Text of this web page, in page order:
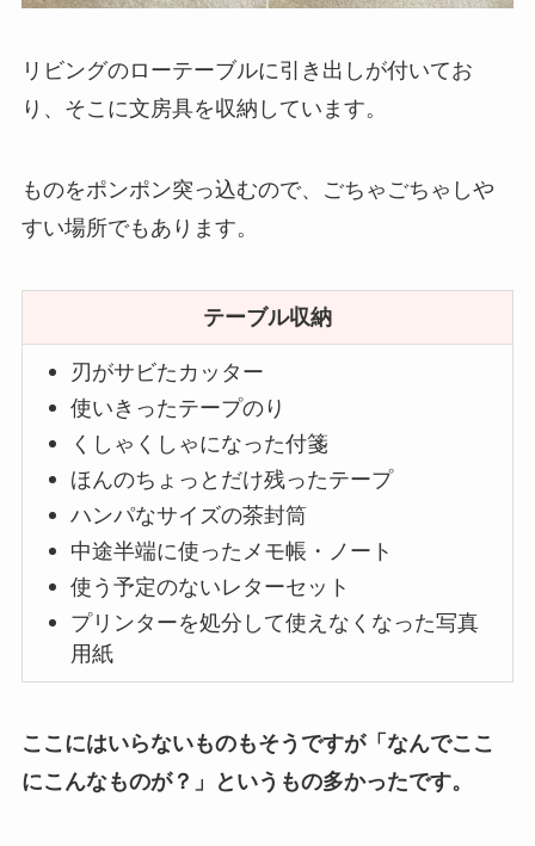
リビングのローテーブルに引き出しが付いてお
り、そこに文房具を収納しています。
ものをポンポン突っ込むので、ごちゃごちゃしや
すい場所でもあります。
テーブル収納
刃がサビたカッター
使いきったテープのり
くしゃくしゃになった付箋
ほんのちょっとだけ残ったテープ
ハンパなサイズの茶封筒
中途半端に使ったメモ帳・ノート
使う予定のないレターセット
プリンターを処分して使えなくなった写真
用紙
ここにはいらないものもそうですが「なんでここ
にこんなものが？」というもの多かったです。